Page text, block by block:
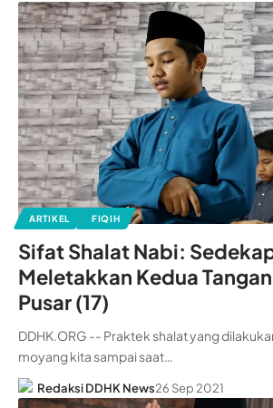
ARTIKEL FIQIH
Sifat Shalat Nabi:
Meletakkan Kedua
Pusar (17)
DDHK.ORG -- Praktek shalat yang
moyang kita sampai saat…
Redaksi DDHK News26 Sep 2021